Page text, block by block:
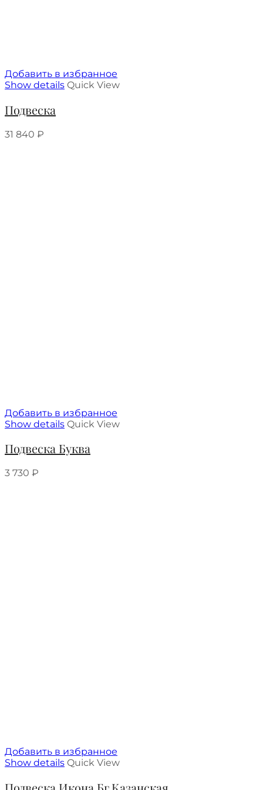
Добавить в избранное
Show details Quick View
Подвеска
31 840 ₽
Добавить в избранное
Show details Quick View
Подвеска Буква
3 730 ₽
Добавить в избранное
Show details Quick View